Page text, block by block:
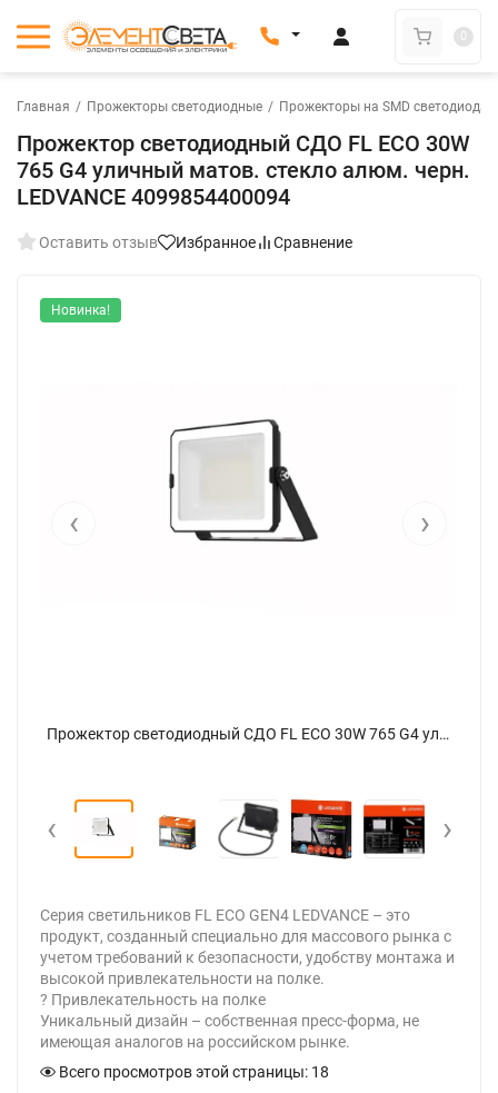
0
Главная / Прожекторы светодиодные / Прожекторы на SMD светодиодах
Прожектор светодиодный СДО FL ECO 30W
765 G4 уличный матов. стекло алюм. черн.
LEDVANCE 4099854400094
Оставить отзыв Избранное Сравнение
Новинка!
Прожектор светодиодный СДО FL ECO 30W 765 G4 уличный матов. стекло алюм. черн. LEDVANCE 4099854400094 - фото
‹ ›
‹ ›
Серия светильников FL ECO GEN4 LEDVANCE – это
продукт, созданный специально для массового рынка с
учетом требований к безопасности, удобству монтажа и
высокой привлекательности на полке.
? Привлекательность на полке
Уникальный дизайн – собственная пресс-форма, не
имеющая аналогов на российском рынке.
Всего просмотров этой страницы: 18